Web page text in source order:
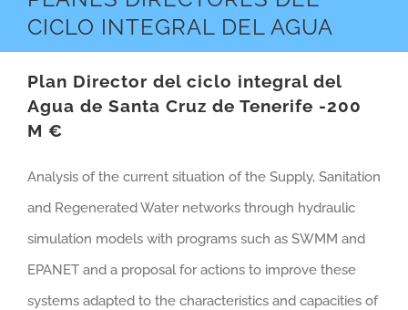
CICLO INTEGRAL DEL AGUA
Plan Director del ciclo integral del
Agua de Santa Cruz de Tenerife -200
M €
Analysis of the current situation of the Supply, Sanitation
and Regenerated Water networks through hydraulic
simulation models with programs such as SWMM and
EPANET and a proposal for actions to improve these
systems adapted to the characteristics and capacities of